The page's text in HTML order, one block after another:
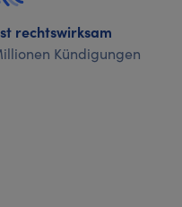
rechtswirksam
Kündigungen